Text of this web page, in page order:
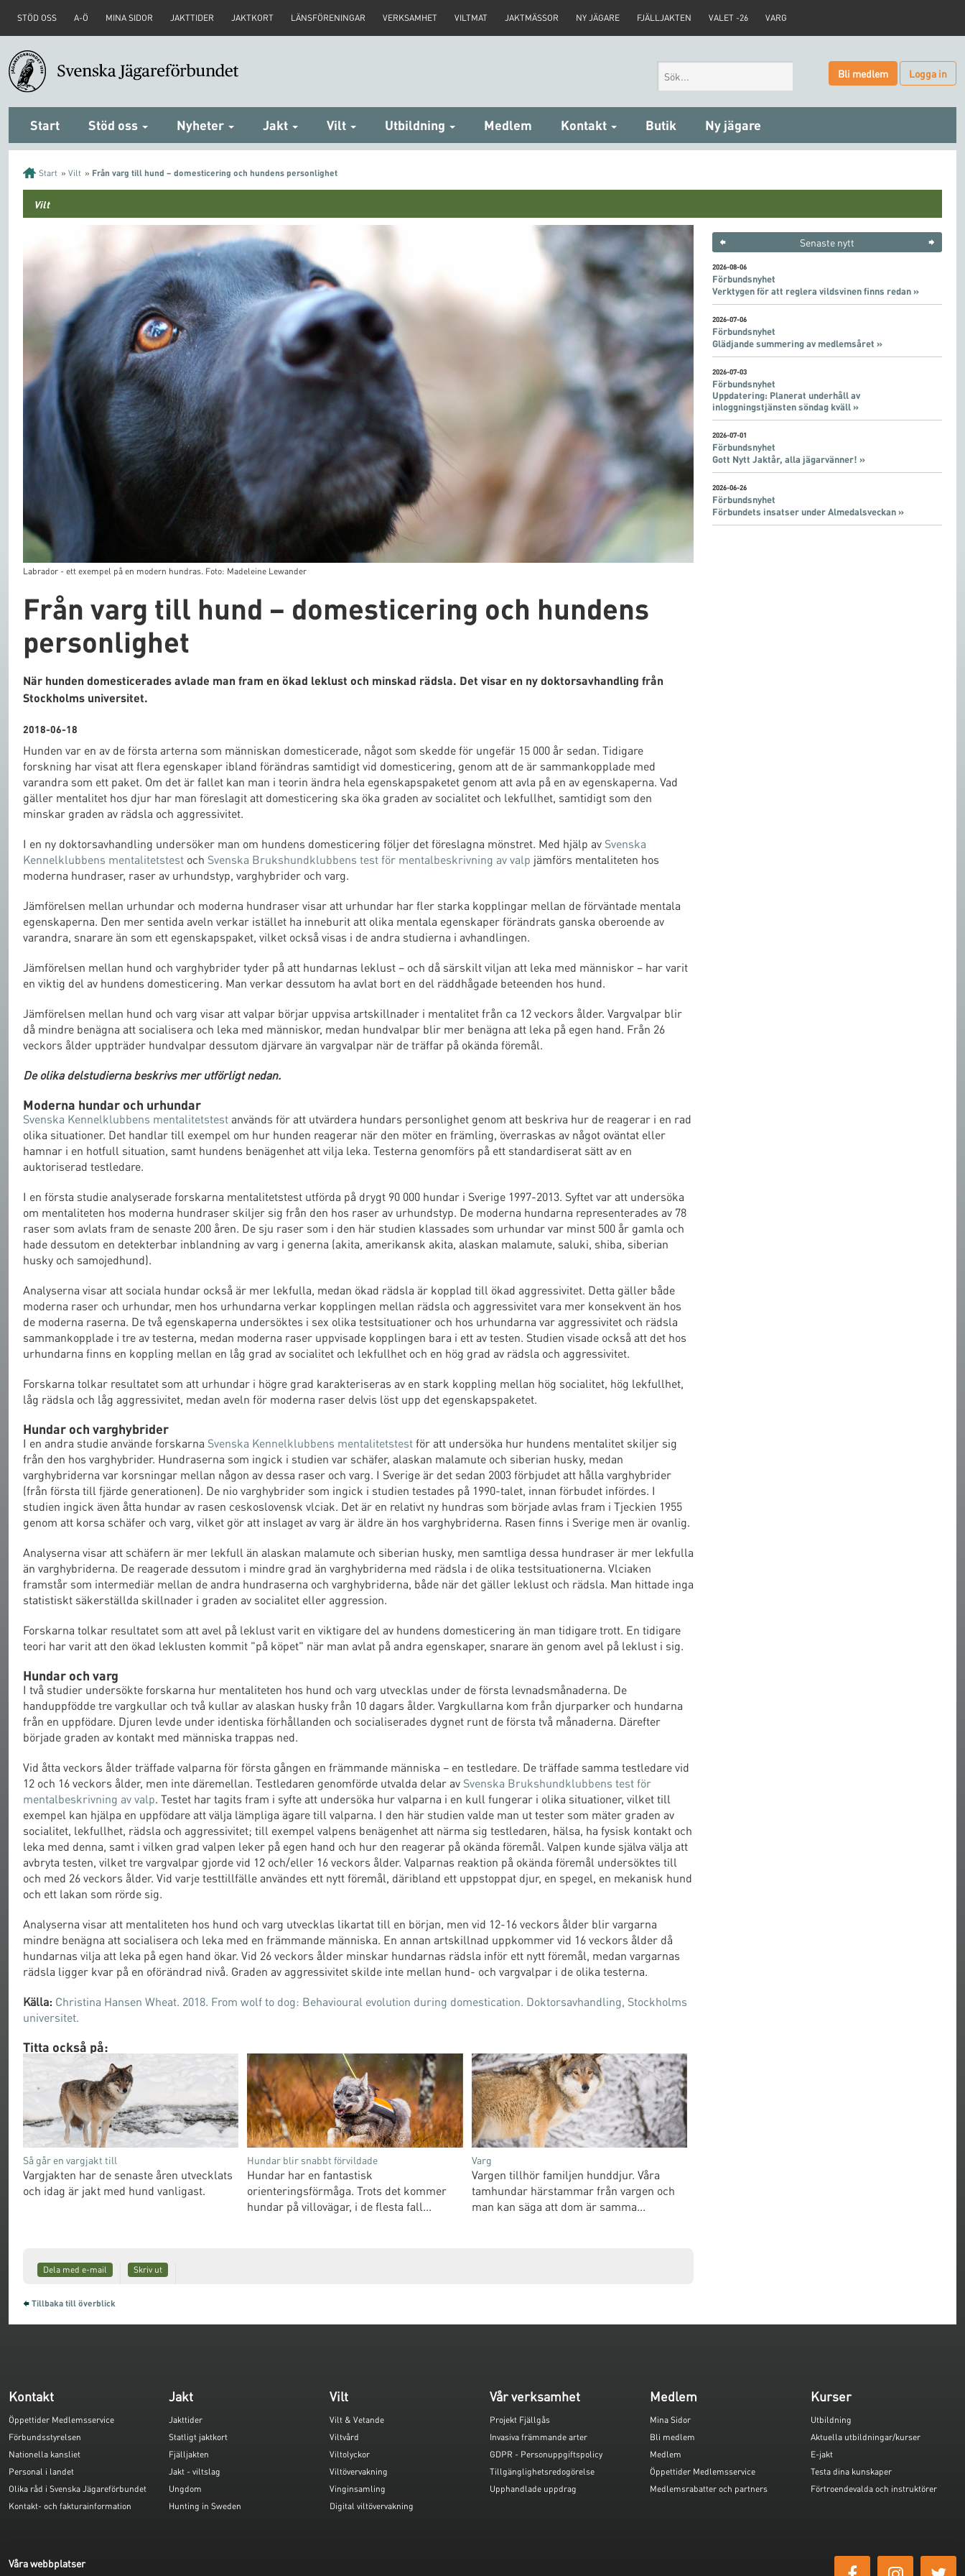
STÖD OSS A-Ö MINA SIDOR JAKTTIDER JAKTKORT LÄNSFÖRENINGAR VERKSAMHET VILTMAT JAKTMÄSSOR NY JÄGARE FJÄLLJAKTEN VALET -26 VARG
Bli medlem Logga in
Start Stöd oss Nyheter Jakt Vilt Utbildning Medlem Kontakt Butik Ny jägare
Start » Vilt » Från varg till hund – domesticering och hundens personlighet
Vilt
Labrador - ett exempel på en modern hundras. Foto: Madeleine Lewander
Från varg till hund – domesticering och hundens
personlighet
När hunden domesticerades avlade man fram en ökad leklust och minskad rädsla. Det visar en ny doktorsavhandling från
Stockholms universitet.
2018-06-18
Hunden var en av de första arterna som människan domesticerade, något som skedde för ungefär 15 000 år sedan. Tidigare
forskning har visat att flera egenskaper ibland förändras samtidigt vid domesticering, genom att de är sammankopplade med
varandra som ett paket. Om det är fallet kan man i teorin ändra hela egenskapspaketet genom att avla på en av egenskaperna. Vad
gäller mentalitet hos djur har man föreslagit att domesticering ska öka graden av socialitet och lekfullhet, samtidigt som den
minskar graden av rädsla och aggressivitet.
I en ny doktorsavhandling undersöker man om hundens domesticering följer det föreslagna mönstret. Med hjälp av Svenska
Kennelklubbens mentalitetstest och Svenska Brukshundklubbens test för mentalbeskrivning av valp jämförs mentaliteten hos
moderna hundraser, raser av urhundstyp, varghybrider och varg.
Jämförelsen mellan urhundar och moderna hundraser visar att urhundar har fler starka kopplingar mellan de förväntade mentala
egenskaperna. Den mer sentida aveln verkar istället ha inneburit att olika mentala egenskaper förändrats ganska oberoende av
varandra, snarare än som ett egenskapspaket, vilket också visas i de andra studierna i avhandlingen.
Jämförelsen mellan hund och varghybrider tyder på att hundarnas leklust – och då särskilt viljan att leka med människor – har varit
en viktig del av hundens domesticering. Man verkar dessutom ha avlat bort en del räddhågade beteenden hos hund.
Jämförelsen mellan hund och varg visar att valpar börjar uppvisa artskillnader i mentalitet från ca 12 veckors ålder. Vargvalpar blir
då mindre benägna att socialisera och leka med människor, medan hundvalpar blir mer benägna att leka på egen hand. Från 26
veckors ålder uppträder hundvalpar dessutom djärvare än vargvalpar när de träffar på okända föremål.
De olika delstudierna beskrivs mer utförligt nedan.
Moderna hundar och urhundar
Svenska Kennelklubbens mentalitetstestanvänds för att utvärdera hundars personlighet genom att beskriva hur de reagerar i en rad
olika situationer. Det handlar till exempel om hur hunden reagerar när den möter en främling, överraskas av något oväntat eller
hamnar i en hotfull situation, samt hundens benägenhet att vilja leka. Testerna genomförs på ett standardiserat sätt av en
auktoriserad testledare.
I en första studie analyserade forskarna mentalitetstest utförda på drygt 90 000 hundar i Sverige 1997-2013. Syftet var att undersöka
om mentaliteten hos moderna hundraser skiljer sig från den hos raser av urhundstyp. De moderna hundarna representerades av 78
raser som avlats fram de senaste 200 åren. De sju raser som i den här studien klassades som urhundar var minst 500 år gamla och
hade dessutom en detekterbar inblandning av varg i generna (akita, amerikansk akita, alaskan malamute, saluki, shiba, siberian
husky och samojedhund).
Analyserna visar att sociala hundar också är mer lekfulla, medan ökad rädsla är kopplad till ökad aggressivitet. Detta gäller både
moderna raser och urhundar, men hos urhundarna verkar kopplingen mellan rädsla och aggressivitet vara mer konsekvent än hos
de moderna raserna. De två egenskaperna undersöktes i sex olika testsituationer och hos urhundarna var aggressivitet och rädsla
sammankopplade i tre av testerna, medan moderna raser uppvisade kopplingen bara i ett av testen. Studien visade också att det hos
urhundarna finns en koppling mellan en låg grad av socialitet och lekfullhet och en hög grad av rädsla och aggressivitet.
Forskarna tolkar resultatet som att urhundar i högre grad karakteriseras av en stark koppling mellan hög socialitet, hög lekfullhet,
låg rädsla och låg aggressivitet, medan aveln för moderna raser delvis löst upp det egenskapspaketet.
Hundar och varghybrider
I en andra studie använde forskarna Svenska Kennelklubbens mentalitetstestför att undersöka hur hundens mentalitet skiljer sig
från den hos varghybrider. Hundraserna som ingick i studien var schäfer, alaskan malamute och siberian husky, medan
varghybriderna var korsningar mellan någon av dessa raser och varg. I Sverige är det sedan 2003 förbjudet att hålla varghybrider
(från första till fjärde generationen). De nio varghybrider som ingick i studien testades på 1990-talet, innan förbudet infördes. I
studien ingick även åtta hundar av rasen ceskoslovensk vlciak. Det är en relativt ny hundras som började avlas fram i Tjeckien 1955
genom att korsa schäfer och varg, vilket gör att inslaget av varg är äldre än hos varghybriderna. Rasen finns i Sverige men är ovanlig.
Analyserna visar att schäfern är mer lekfull än alaskan malamute och siberian husky, men samtliga dessa hundraser är mer lekfulla
än varghybriderna. De reagerade dessutom i mindre grad än varghybriderna med rädsla i de olika testsituationerna. Vlciaken
framstår som intermediär mellan de andra hundraserna och varghybriderna, både när det gäller leklust och rädsla. Man hittade inga
statistiskt säkerställda skillnader i graden av socialitet eller aggression.
Forskarna tolkar resultatet som att avel på leklust varit en viktigare del av hundens domesticering än man tidigare trott. En tidigare
teori har varit att den ökad leklusten kommit "på köpet" när man avlat på andra egenskaper, snarare än genom avel på leklust i sig.
Hundar och varg
I två studier undersökte forskarna hur mentaliteten hos hund och varg utvecklas under de första levnadsmånaderna. De
handuppfödde tre vargkullar och två kullar av alaskan husky från 10 dagars ålder. Vargkullarna kom från djurparker och hundarna
från en uppfödare. Djuren levde under identiska förhållanden och socialiserades dygnet runt de första två månaderna. Därefter
började graden av kontakt med människa trappas ned.
Vid åtta veckors ålder träffade valparna för första gången en främmande människa – en testledare. De träffade samma testledare vid
12 och 16 veckors ålder, men inte däremellan. Testledaren genomförde utvalda delar av Svenska Brukshundklubbens test för
mentalbeskrivning av valp. Testet har tagits fram i syfte att undersöka hur valparna i en kull fungerar i olika situationer, vilket till
exempel kan hjälpa en uppfödare att välja lämpliga ägare till valparna. I den här studien valde man ut tester som mäter graden av
socialitet, lekfullhet, rädsla och aggressivitet; till exempel valpens benägenhet att närma sig testledaren, hälsa, ha fysisk kontakt och
leka med denna, samt i vilken grad valpen leker på egen hand och hur den reagerar på okända föremål. Valpen kunde själva välja att
avbryta testen, vilket tre vargvalpar gjorde vid 12 och/eller 16 veckors ålder. Valparnas reaktion på okända föremål undersöktes till
och med 26 veckors ålder. Vid varje testtillfälle användes ett nytt föremål, däribland ett uppstoppat djur, en spegel, en mekanisk hund
och ett lakan som rörde sig.
Analyserna visar att mentaliteten hos hund och varg utvecklas likartat till en början, men vid 12-16 veckors ålder blir vargarna
mindre benägna att socialisera och leka med en främmande människa. En annan artskillnad uppkommer vid 16 veckors ålder då
hundarnas vilja att leka på egen hand ökar. Vid 26 veckors ålder minskar hundarnas rädsla inför ett nytt föremål, medan vargarnas
rädsla ligger kvar på en oförändrad nivå. Graden av aggressivitet skilde inte mellan hund- och vargvalpar i de olika testerna.
Källa: Christina Hansen Wheat. 2018. From wolf to dog: Behavioural evolution during domestication. Doktorsavhandling, Stockholms
universitet.
Titta också på:
Så går en vargjakt till
Vargjakten har de senaste åren utvecklats
och idag är jakt med hund vanligast.
Hundar blir snabbt förvildade
Hundar har en fantastisk
orienteringsförmåga. Trots det kommer
hundar på villovägar, i de flesta fall...
Varg
Vargen tillhör familjen hunddjur. Våra
tamhundar härstammar från vargen och
man kan säga att dom är samma...
Dela med e-mail Skriv ut
Senaste nytt
2026-08-06
Förbundsnyhet
Verktygen för att reglera vildsvinen finns redan »
2026-07-06
Förbundsnyhet
Glädjande summering av medlemsåret »
2026-07-03
Förbundsnyhet
Uppdatering: Planerat underhåll av
inloggningstjänsten söndag kväll »
2026-07-01
Förbundsnyhet
Gott Nytt Jaktår, alla jägarvänner! »
2026-06-26
Förbundsnyhet
Förbundets insatser under Almedalsveckan »
Tillbaka till överblick
Kontakt
Öppettider Medlemsservice
Förbundsstyrelsen
Nationella kansliet
Personal i landet
Olika råd i Svenska Jägareförbundet
Kontakt- och fakturainformation
Jakt
Jakttider
Statligt jaktkort
Fjälljakten
Jakt - viltslag
Ungdom
Hunting in Sweden
Vilt
Vilt & Vetande
Viltvård
Viltolyckor
Viltövervakning
Vinginsamling
Digital viltövervakning
Vår verksamhet
Projekt Fjällgås
Invasiva främmande arter
GDPR - Personuppgiftspolicy
Tillgänglighetsredogörelse
Upphandlade uppdrag
Medlem
Mina Sidor
Bli medlem
Medlem
Öppettider Medlemsservice
Medlemsrabatter och partners
Kurser
Utbildning
Aktuella utbildningar/kurser
E-jakt
Testa dina kunskaper
Förtroendevalda och instruktörer
Våra webbplatser